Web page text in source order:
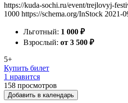
https://kuda-sochi.ru/event/trejlovyj-
1000 https://schema.org/InStock 2021-
Льготный: 1 000 ₽
Взрослый: от 3 500 ₽
5+
Купить билет
1 нравится
158 просмотров
Добавить в календарь